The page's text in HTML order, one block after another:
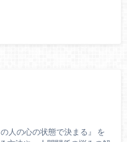
人の心の状態で決まる』 を